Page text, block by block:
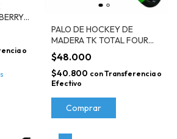
o
PALO DE HOCKEY DE
MADERA TK TOTAL FOUR
MIDI VERDE
$48.000
$40.800 conTransferencia o
Efectivo
Comprar